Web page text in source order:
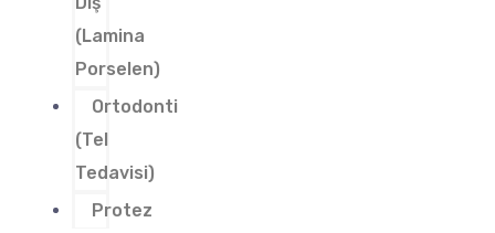
(Lamina
Porselen)
Ortodonti
(Tel
Tedavisi)
Protez